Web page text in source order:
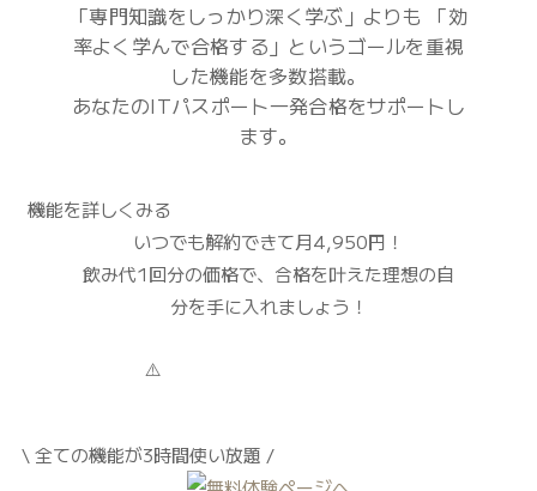
「専門知識をしっかり深く学ぶ」よりも
「効
率よく学んで合格する」 というゴールを重視
した機能を多数搭載。
あなたのITパスポート一発合格をサポートし
ます。
機能を詳しくみる
いつでも解約できて月4,950円！
飲み代1回分の価格で、合格を叶えた理想の自
分を手に入れましょう！
\ 全ての機能が3時間使い放題 /